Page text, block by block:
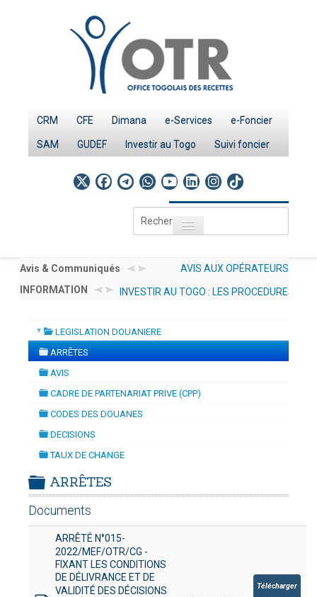
CRM CFE Dimana e-Services e-Foncier
SAM GUDEF Investir au Togo Suivi foncier
Rechercher
Toggle navigation
Page d'Accueil
IMPÔTS
Douane Togolaise
CADASTRE &
DOCUMENTATION
Avis & Communiqués
AVIS AUX OPÉRATEURS
ÉCONOMIQUES N°
RELATIF À L'EXCLUSIVITÉ DES
juillet 2026 17:30
INFORMATION
INVESTIR AU TOGO : LES
▼
folder
LEGISLATION DOUANIERE
folder
ARRÊTES
AVIS
CADRE DE PARTENARIAT PRIVE (CPP)
CODES DES DOUANES
DECISIONS
TAUX DE CHANGE
folder
ARRÊTES
Documents
ARRÊTÉ N°015-
2022/MEF/OTR/CG -
FIXANT LES CONDITIONS
DE DÉLIVRANCE ET DE
VALIDITÉ DES DÉCISIONS
Télécharger